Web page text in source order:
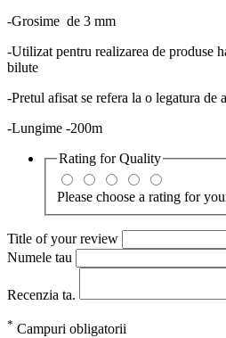
-Grosime de 3 mm
-Utilizat pentru realizarea de produse
bilute
-Pretul afisat se refera la o legatura de
-Lungime -200m
Rating forQuality
Please choose a rating for
Title of your review
Numele tau
Recenzia ta.
* Campuri obligatorii